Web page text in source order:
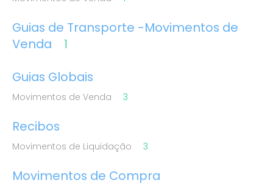
Guias de Transporte -Movimentos de
Venda
1
Guias Globais
Movimentos de Venda 3
Recibos
Movimentos de Liquidação 3
Movimentos de Compra